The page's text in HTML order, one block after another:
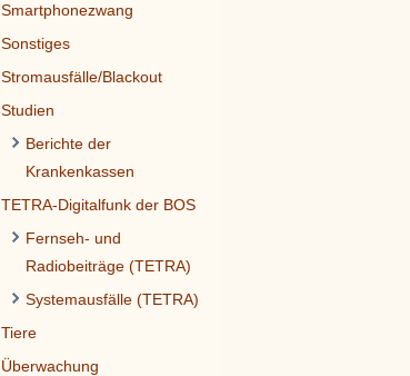
Smartphonezwang
Sonstiges
Stromausfälle/Blackout
Studien
Berichte der
Krankenkassen
TETRA-Digitalfunk der BOS
Fernseh- und
Radiobeiträge (TETRA)
Systemausfälle (TETRA)
Tiere
Überwachung